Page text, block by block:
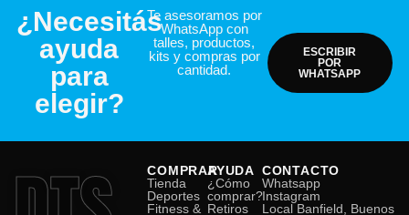
¿Necesitás
ayuda
para
elegir?
Te asesoramos por
WhatsApp con
talles, productos,
kits y compras por
cantidad.
ESCRIBIR
POR
WHATSAPP
COMPRAR
Tienda
Deportes
Fitness &
AYUDA
¿Cómo
comprar?
Retiros
CONTACTO
Whatsapp
Instagram
Local Banfield, Buenos